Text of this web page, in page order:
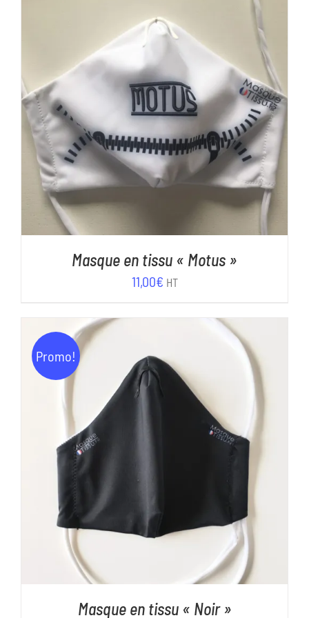
AJOUTER AU PANIER / DÉTAILS
Masque en tissu « Motus »
11,00€ HT
Promo!
AJOUTER AU PANIER
Masque en tissu « Noir »